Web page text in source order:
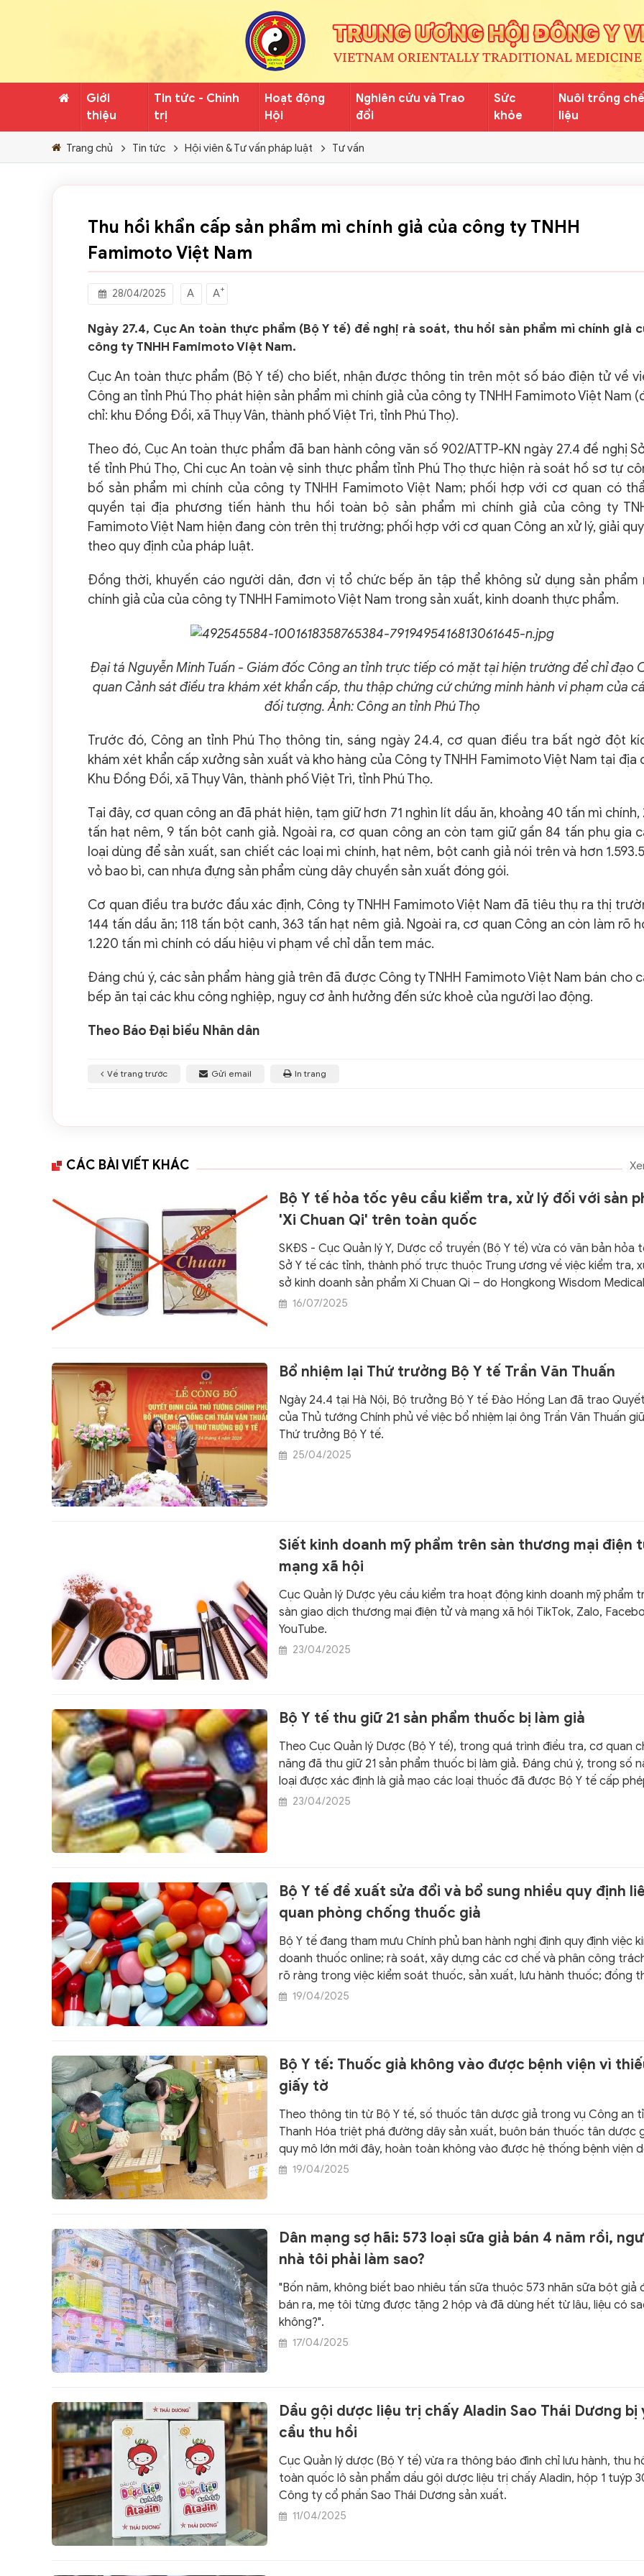
Giới
thiệu
Tin tức - Chính
trị
Hoạt động
Hội
Nghiên cứu và Trao
đổi
Sức
khỏe
Nuôi trồng
liệu
Trang chủ Tin tức Hội viên & Tư vấn pháp luật Tư vấn
Thu hồi khẩn cấp sản phẩm mì chính giả của công ty TNHH
Famimoto Việt Nam
28/04/2025 A A+
Ngày 27.4, Cục An toàn thực phẩm (Bộ Y tế) đề nghị rà soát, thu hồi sản phẩm mì chính giả
công ty TNHH Famimoto Việt Nam.
Cục An toàn thực phẩm (Bộ Y tế) cho biết, nhận được thông tin trên một số báo điện tử về
Công an tỉnh Phú Thọ phát hiện sản phẩm mì chính giả của công ty TNHH Famimoto Việt Nam
chỉ: khu Đồng Đồi, xã Thụy Vân, thành phố Việt Trì, tỉnh Phú Thọ).
Theo đó, Cục An toàn thực phẩm đã ban hành công văn số 902/ATTP-KN ngày 27.4 đề nghị
tế tỉnh Phú Thọ, Chi cục An toàn vệ sinh thực phẩm tỉnh Phú Thọ thực hiện rà soát hồ sơ tự
bố sản phẩm mì chính của công ty TNHH Famimoto Việt Nam; phối hợp với cơ quan có
quyền tại địa phương tiến hành thu hồi toàn bộ sản phẩm mì chính giả của công ty
Famimoto Việt Nam hiện đang còn trên thị trường; phối hợp với cơ quan Công an xử lý, giải
theo quy định của pháp luật.
Đồng thời, khuyến cáo người dân, đơn vị tổ chức bếp ăn tập thể không sử dụng sản phẩm
chính giả của của công ty TNHH Famimoto Việt Nam trong sản xuất, kinh doanh thực phẩm.
Đại tá Nguyễn Minh Tuấn - Giám đốc Công an tỉnh trực tiếp có mặt tại hiện trường để chỉ đạo
quan Cảnh sát điều tra khám xét khẩn cấp, thu thập chứng cứ chứng minh hành vi phạm của
đối tượng. Ảnh: Công an tỉnh Phú Thọ
Trước đó, Công an tỉnh Phú Thọ thông tin, sáng ngày 24.4, cơ quan điều tra bất ngờ đột
khám xét khẩn cấp xưởng sản xuất và kho hàng của Công ty TNHH Famimoto Việt Nam tại địa
Khu Đồng Đồi, xã Thụy Vân, thành phố Việt Trì, tỉnh Phú Thọ.
Tại đây, cơ quan công an đã phát hiện, tạm giữ hơn 71 nghìn lít dầu ăn, khoảng 40 tấn mì chính,
tấn hạt nêm, 9 tấn bột canh giả. Ngoài ra, cơ quan công an còn tạm giữ gần 84 tấn phụ gia
loại dùng để sản xuất, san chiết các loại mì chính, hạt nêm, bột canh giả nói trên và hơn
vỏ bao bì, can nhựa đựng sản phẩm cùng dây chuyền sản xuất đóng gói.
Cơ quan điều tra bước đầu xác định, Công ty TNHH Famimoto Việt Nam đã tiêu thụ ra thị
144 tấn dầu ăn; 118 tấn bột canh, 363 tấn hạt nêm giả. Ngoài ra, cơ quan Công an còn làm rõ
1.220 tấn mì chính có dấu hiệu vi phạm về chỉ dẫn tem mác.
Đáng chú ý, các sản phẩm hàng giả trên đã được Công ty TNHH Famimoto Việt Nam bán cho
bếp ăn tại các khu công nghiệp, nguy cơ ảnh hưởng đến sức khoẻ của người lao động.
Theo Báo Đại biểu Nhân dân
Về trang trước Gửi email In trang
CÁC BÀI VIẾT KHÁC
Bộ Y tế hỏa tốc yêu cầu kiểm tra, xử lý đối với sản
'Xi Chuan Qi' trên toàn quốc
SKĐS - Cục Quản lý Y, Dược cổ truyền (Bộ Y tế) vừa có văn bản hỏa
Sở Y tế các tỉnh, thành phố trực thuộc Trung ương về việc kiểm tra,
sở kinh doanh sản phẩm Xi Chuan Qi – do Hongkong Wisdom Medical
Factory sản xuất nghi ngờ kém chất lượng/giả mạo.
16/07/2025
Bổ nhiệm lại Thứ trưởng Bộ Y tế Trần Văn Thuấn
Ngày 24.4 tại Hà Nội, Bộ trưởng Bộ Y tế Đào Hồng Lan đã trao
của Thủ tướng Chính phủ về việc bổ nhiệm lại ông Trần Văn Thuấn
Thứ trưởng Bộ Y tế.
25/04/2025
Siết kinh doanh mỹ phẩm trên sàn thương mại điện
mạng xã hội
Cục Quản lý Dược yêu cầu kiểm tra hoạt động kinh doanh mỹ phẩm
sàn giao dịch thương mại điện tử và mạng xã hội TikTok, Zalo,
YouTube.
23/04/2025
Bộ Y tế thu giữ 21 sản phẩm thuốc bị làm giả
Theo Cục Quản lý Dược (Bộ Y tế), trong quá trình điều tra, cơ quan
năng đã thu giữ 21 sản phẩm thuốc bị làm giả. Đáng chú ý, trong số
loại được xác định là giả mạo các loại thuốc đã được Bộ Y tế cấp
hành chính thức.
23/04/2025
Bộ Y tế đề xuất sửa đổi và bổ sung nhiều quy định
quan phòng chống thuốc giả
Bộ Y tế đang tham mưu Chính phủ ban hành nghị định quy định việc
doanh thuốc online; rà soát, xây dựng các cơ chế và phân công
rõ ràng trong việc kiểm soát thuốc, sản xuất, lưu hành thuốc; đồng
sung quy định xử phạt nghiêm với các hành vi buôn bán thuốc giả,
19/04/2025
Bộ Y tế: Thuốc giả không vào được bệnh viện vì
giấy tờ
Theo thông tin từ Bộ Y tế, số thuốc tân dược giả trong vụ Công an
Thanh Hóa triệt phá đường dây sản xuất, buôn bán thuốc tân dược
quy mô lớn mới đây, hoàn toàn không vào được hệ thống bệnh viện
không có giấy tờ, chứng từ để tham gia đấu thầu.
19/04/2025
Dân mạng sợ hãi: 573 loại sữa giả bán 4 năm rồi,
nhà tôi phải làm sao?
"Bốn năm, không biết bao nhiêu tấn sữa thuộc 573 nhãn sữa bột giả
bán ra, mẹ tôi từng được tặng 2 hộp và đã dùng hết từ lâu, liệu có
không?".
17/04/2025
Dầu gội dược liệu trị chấy Aladin Sao Thái Dương bị
cầu thu hồi
Cục Quản lý dược (Bộ Y tế) vừa ra thông báo đình chỉ lưu hành, thu
toàn quốc lô sản phẩm dầu gội dược liệu trị chấy Aladin, hộp 1 tuýp
Công ty cổ phần Sao Thái Dương sản xuất.
11/04/2025